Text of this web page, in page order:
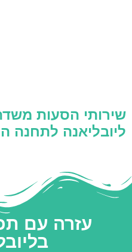
שירותי הסעות
ליובליאנה לתחנה
עזרה עם